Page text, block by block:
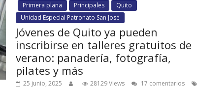
Primera plana
Principales
Quito
Unidad Especial Patronato San José
Jóvenes de Quito ya pueden
inscribirse en talleres gratuitos de
verano: panadería, fotografía,
pilates y más
25 junio, 2025 28129 Views
17 comentarios